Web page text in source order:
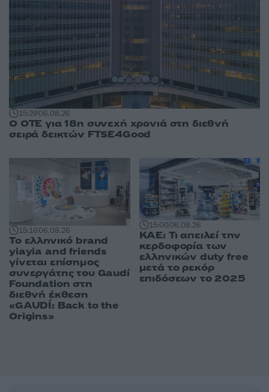
15:2906.08.26
Ο ΟΤΕ για 18η συνεχή χρονιά στη διεθνή
σειρά δεικτών FTSE4Good
15:1606.08.26
Το ελληνικό brand
yiayia and friends
γίνεται επίσημος
συνεργάτης του Gaudí
Foundation στη
διεθνή έκθεση
«GAUDÍ: Back to the
Origins»
15:0006.08.26
ΚΑΕ: Τι απειλεί την
κερδοφορία των
ελληνικών duty free
μετά το ρεκόρ
επιδόσεων το 2025